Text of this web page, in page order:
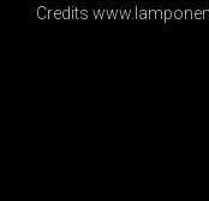
Credits